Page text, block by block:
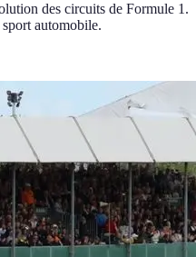
des circuits de Formule 1.
automobile.